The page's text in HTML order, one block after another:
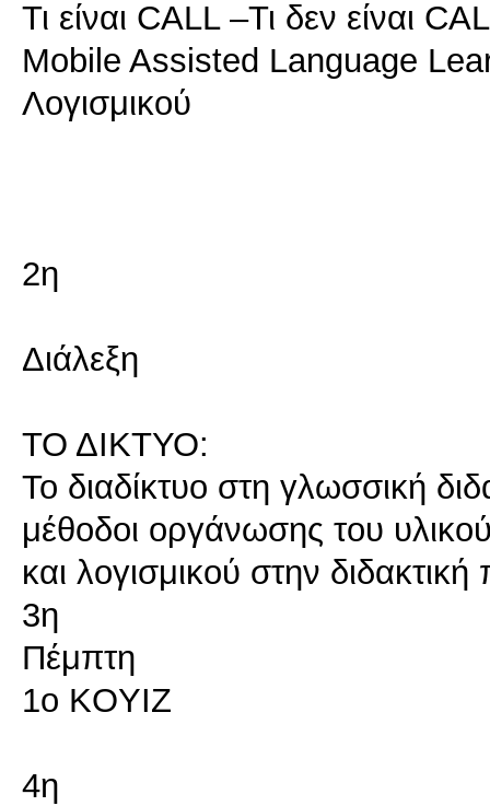
Τι είναι CALL –Τι δεν είναι
Mobile Assisted Language
Λογισμικού
2η
Διάλεξη
ΤΟ ΔΙΚΤΥΟ:
Το διαδίκτυο στη γλωσσική
μέθοδοι οργάνωσης του
και λογισμικού στην
3η
Πέμπτη
1ο KOYIZ
4η